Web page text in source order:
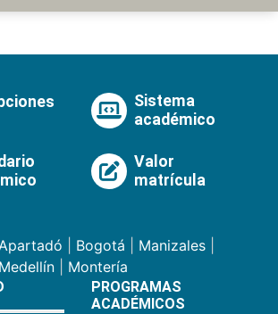
Sistema
académico
Valor
matrícula
Apartadó Bogotá Manizales
Medellín
Montería
PROGRAMAS
ACADÉMICOS